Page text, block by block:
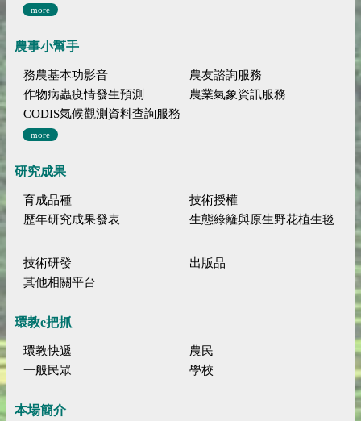
more
農事小幫手
務農基本功影音
農友諮詢服務
作物病蟲疫情發生預測
農業氣象資訊服務
CODIS氣候觀測資料查詢服務
more
研究成果
育成品種
技術授權
歷年研究成果發表
生態綠籬與原生野花植生毯
技術研發
出版品
其他相關平台
環教e把抓
環教快遞
農民
一般民眾
學校
本場簡介